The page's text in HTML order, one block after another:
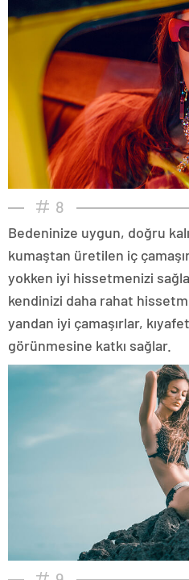
8
Bedeninize uygun, doğru
kumaştan üretilen iç
yokken iyi hissetmenizi
kendinizi daha rahat
yandan iyi çamaşırlar,
görünmesine katkı sağlar.